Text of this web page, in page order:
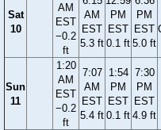
Sat
10
AM
EST
−0.2
ft
AM
EST
5.3 ft
PM
EST
0.1 ft
PM
EST
5.0 ft
Sun
11
1:20
AM
EST
−0.2
ft
7:07
AM
EST
5.4 ft
1:54
PM
EST
0.1 ft
7:30
PM
EST
4.9 ft